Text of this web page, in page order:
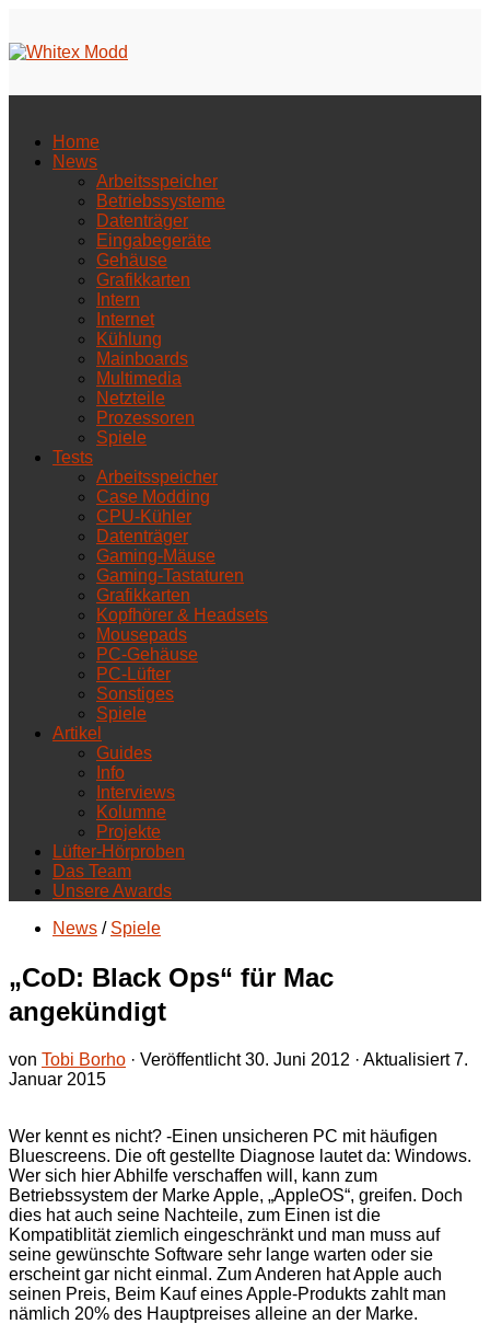
Home
News
Arbeitsspeicher
Betriebssysteme
Datenträger
Eingabegeräte
Gehäuse
Grafikkarten
Intern
Internet
Kühlung
Mainboards
Multimedia
Netzteile
Prozessoren
Spiele
Tests
Arbeitsspeicher
Case Modding
CPU-Kühler
Datenträger
Gaming-Mäuse
Gaming-Tastaturen
Grafikkarten
Kopfhörer & Headsets
Mousepads
PC-Gehäuse
PC-Lüfter
Sonstiges
Spiele
Artikel
Guides
Info
Interviews
Kolumne
Projekte
Lüfter-Hörproben
Das Team
Unsere Awards
News / Spiele
„CoD: Black Ops“ für Mac
angekündigt
von Tobi Borho · Veröffentlicht30. Juni 2012 · Aktualisiert7.
Januar 2015
Wer kennt es nicht? -Einen unsicheren PC mit häufigen
Bluescreens. Die oft gestellte Diagnose lautet da: Windows.
Wer sich hier Abhilfe verschaffen will, kann zum
Betriebssystem der Marke Apple, „AppleOS“, greifen. Doch
dies hat auch seine Nachteile, zum Einen ist die
Kompatiblität ziemlich eingeschränkt und man muss auf
seine gewünschte Software sehr lange warten oder sie
erscheint gar nicht einmal. Zum Anderen hat Apple auch
seinen Preis, Beim Kauf eines Apple-Produkts zahlt man
nämlich 20% des Hauptpreises alleine an der Marke.